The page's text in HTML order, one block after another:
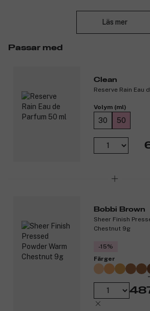
olika sätt för att främja hållbarhet och
och flickor i Haiti. De hjälper till att bygga
att ge böndernas barn gratis skolgång.
Doftnoter:
Toppnot: bergamott.
Hjärtnot: vita blommor.
Läs mer
Passar med
Clean
Reserve Rain Eau
Volym (ml)
30 50
Bobbi Brown
Sheer Finish
Chestnut 9g
-15%
Färger